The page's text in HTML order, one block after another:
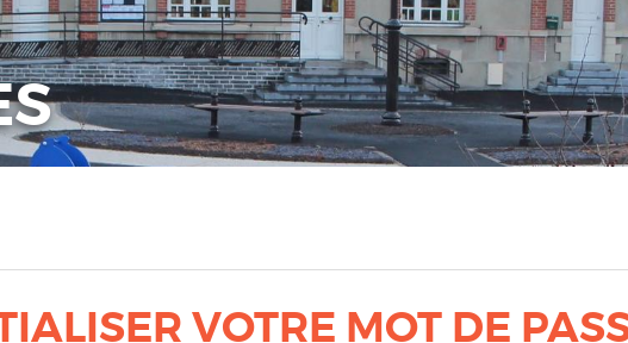
VOTRE MOT DE